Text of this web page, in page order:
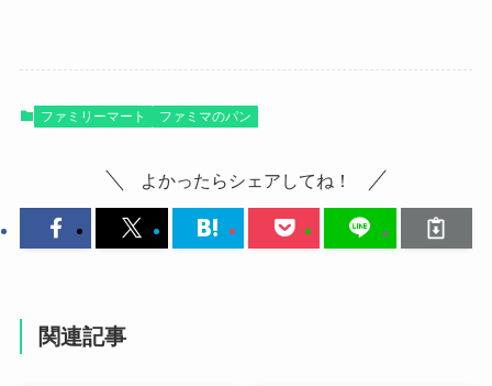
ファミリーマート ファミマのパン
よかったらシェアしてね！
関連記事